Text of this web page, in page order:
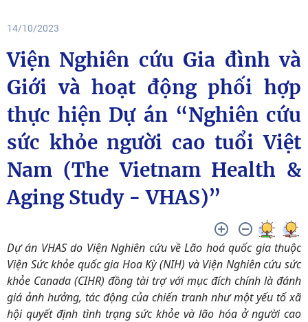
14/10/2023
Viện Nghiên cứu Gia đình và
Giới và hoạt động phối hợp
thực hiện Dự án “Nghiên cứu
sức khỏe người cao tuổi Việt
Nam (The Vietnam Health &
Aging Study - VHAS)”
Dự án VHAS do Viện Nghiên cứu về Lão hoá quốc gia thuộc
Viện Sức khỏe quốc gia Hoa Kỳ (NIH) và Viện Nghiên cứu sức
khỏe Canada (CIHR) đồng tài trợ với mục đích chính là đánh
giá ảnh hưởng, tác động của chiến tranh như một yếu tố xã
hội quyết định tình trạng sức khỏe và lão hóa ở người cao